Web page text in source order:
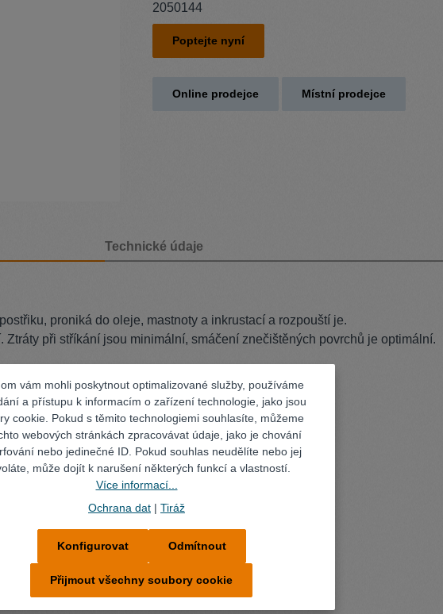
2050144
Poptejte nyní
Online prodejce Místní prodejce
Technické údaje
proniká do oleje, mastnoty a inkrustací a rozpouští je.
při stříkání jsou minimální, smáčení znečištěných povrchů je optimální.
vám mohli poskytnout optimalizované služby, používáme
a přístupu k informacím o zařízení technologie, jako jsou
cookie. Pokud s těmito technologiemi souhlasíte, můžeme
webových stránkách zpracovávat údaje, jako je chování
nebo jedinečné ID. Pokud souhlas neudělíte nebo jej
může dojít k narušení některých funkcí a vlastností.
Více informací...
Ochrana dat | Tiráž
Odmítnout
Konfigurovat
Přijmout všechny soubory cookie